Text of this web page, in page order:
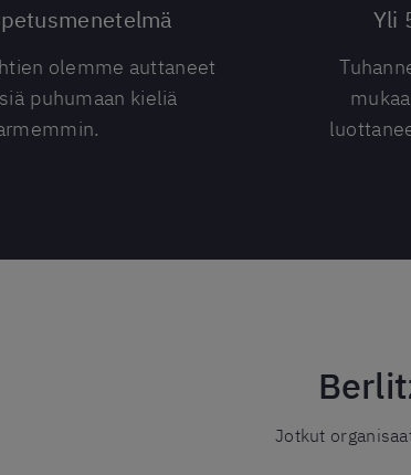
olemme auttaneet
puhumaan kieliä
Yli
Jotkut